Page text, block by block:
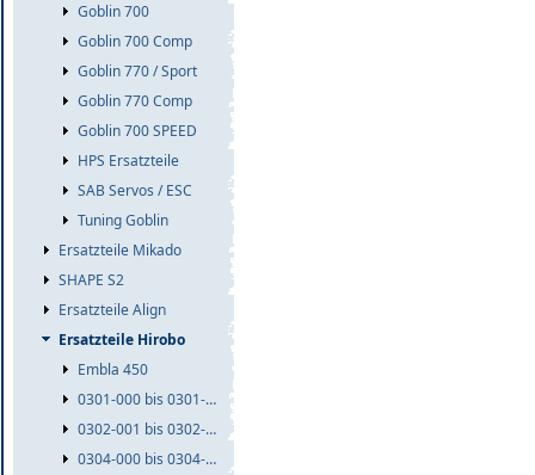
Goblin 700
Goblin 700 Comp
Goblin 770 / Sport
Goblin 770 Comp
Goblin 700 SPEED
HPS Ersatzteile
SAB Servos / ESC
Tuning Goblin
Ersatzteile Mikado
SHAPE S2
Ersatzteile Align
Ersatzteile Hirobo
Embla 450
0301-000 bis 0301-999
0302-001 bis 0302-999
0304-000 bis 0304-999